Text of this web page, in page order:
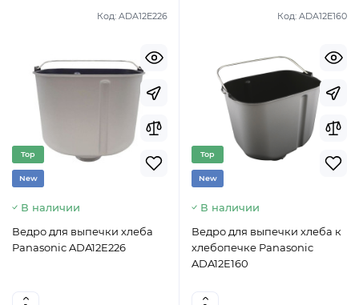
Код: ADA12E226
Top
New
В наличии
Ведро для выпечки хлеба
Panasonic ADA12E226
Код: ADA12E160
Top
New
В наличии
Ведро для выпечки хлеба к
хлебопечке Panasonic
ADA12E160